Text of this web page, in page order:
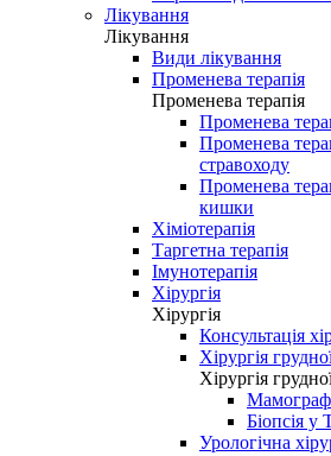
Лікування
Лікування
Види лікування
Променева терапія
Променева терапія
Променева
Променева
стравоходу
Променева
кишки
Хіміотерапія
Таргетна терапія
Імунотерапія
Хірургія
Хірургія
Консультація
Хірургія
Хірургія
Біопсія у
Урологічна